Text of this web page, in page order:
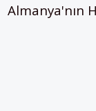
Almanya'nın